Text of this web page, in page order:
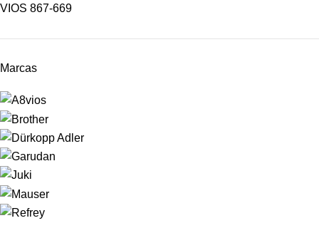
VIOS 867-669
Marcas